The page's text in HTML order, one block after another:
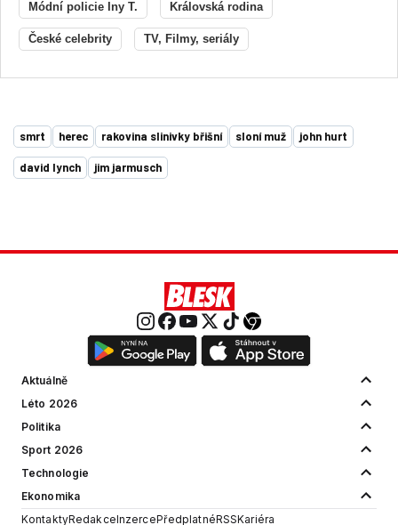
Módní policie Iny T. Královská rodina
České celebrity TV, Filmy, seriály
smrt herec rakovina slinivky břišní sloní muž john hurt
david lynch jim jarmusch
Aktuálně
Léto 2026
Politika
Sport 2026
Technologie
Ekonomika
KontaktyRedakceInzercePředplatnéRSSKariéra